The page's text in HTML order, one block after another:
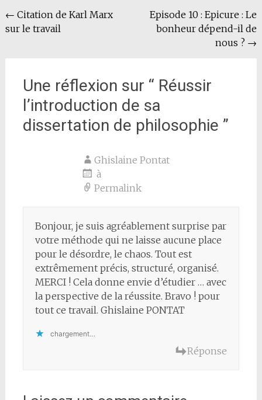
Navigation
de
← Citation de Karl Marx
sur le travail
Episode 10 : Epicure : Le
bonheur dépend-il de
nous ? →
Une réflexion sur “ Réussir
l’introduction de sa
dissertation de philosophie ”
Ghislaine Pontat
à
Permalink
Bonjour, je suis agréablement surprise par
votre méthode qui ne laisse aucune place
pour le désordre, le chaos. Tout est
extrêmement précis, structuré, organisé.
MERCI ! Cela donne envie d’étudier … avec
la perspective de la réussite. Bravo ! pour
tout ce travail. Ghislaine PONTAT
chargement…
Réponse